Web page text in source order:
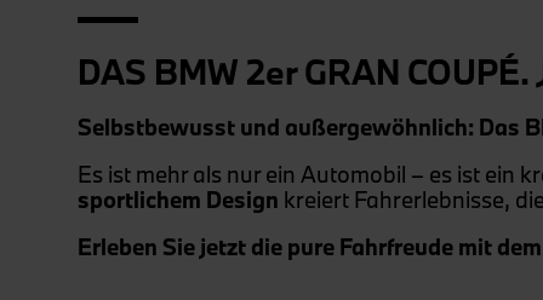
DAS BMW 2er GRAN
Selbstbewusst und außergewöhnlich: Das
Es ist mehr als nur ein Automobil – es ist ein
sportlichem Design kreiert Fahrerlebnisse,
Erleben Sie jetzt die pure Fahrfreude mit